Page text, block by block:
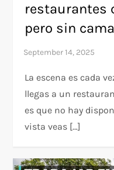
restaurantes
pero sin
La escena es cada
llegas a un
es que no hay
vista veas […]